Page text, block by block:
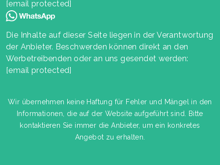
[email protected]
Die Inhalte auf dieser Seite liegen in der Verantwortung
der Anbieter. Beschwerden können direkt an den
Werbetreibenden oder an uns gesendet werden:
[email protected]
Wir übernehmen keine Haftung für Fehler und Mängel in den
Informationen, die auf der Website aufgeführt sind. Bitte
kontaktieren Sie immer die Anbieter, um ein konkretes
Angebot zu erhalten.